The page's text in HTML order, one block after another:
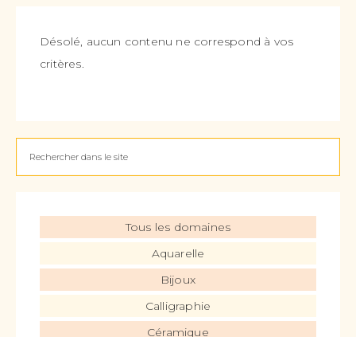
Désolé, aucun contenu ne correspond à vos
critères.
Tous les domaines
Aquarelle
Bijoux
Calligraphie
Céramique